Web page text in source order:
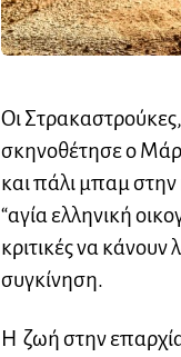
Οι
σκηνοθέτησε ο
και πάλι μπαμ
“αγία ελληνική
κριτικές να
συγκίνηση.
Η ζωή στην